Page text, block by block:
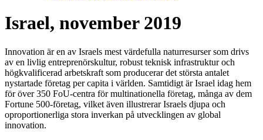
Israel, november 2019
Innovation är en av Israels mest värdefulla naturresurser som drivs
av en livlig entreprenörskultur, robust teknisk infrastruktur och
högkvalificerad arbetskraft som producerar det största antalet
nystartade företag per capita i världen. Samtidigt är Israel idag hem
för över 350 FoU-centra för multinationella företag, många av dem
Fortune 500-företag, vilket även illustrerar Israels djupa och
oproportionerliga stora inverkan på utvecklingen av global
innovation.